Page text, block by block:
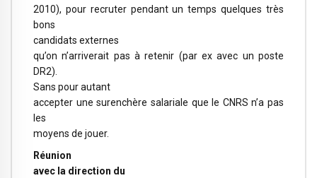
2010), pour recruter pendant un temps quelques très
bons
candidats externes
qu’on n’arriverait pas à retenir (par ex avec un poste
DR2).
Sans pour autant
accepter une surenchère salariale que le CNRS n’a pas
les
moyens de jouer.
Réunion
avec la direction du